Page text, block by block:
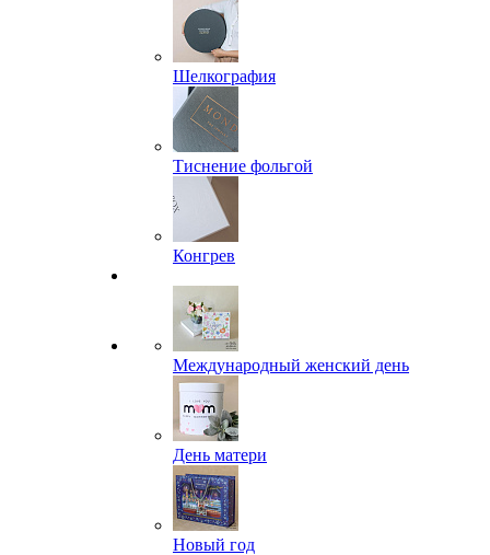
Шелкография
Тиснение фольгой
Конгрев
Международный женский день
День матери
Новый год